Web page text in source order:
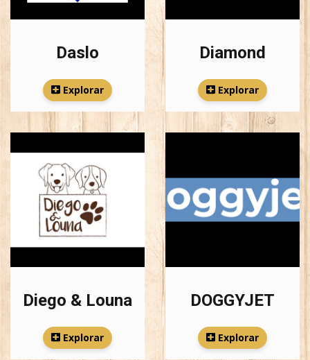
Daslo
Explorar
Diamond
Explorar
Diego & Louna
Explorar
DOGGYJET
Explorar